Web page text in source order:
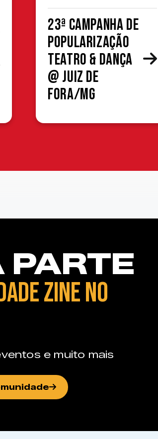
23ª Campanha de
Popularização
Teatro & Dança
@ Juiz de
Fora/MG
PARTE
ZINE NO
e muito mais